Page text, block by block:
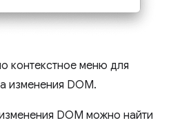
контекстное меню для
изменения DOM.
DOM можно найти